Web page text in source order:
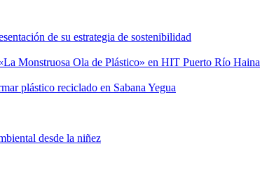
de su estrategia de sostenibilidad
Monstruosa Ola de Plástico» en HIT Puerto Río Haina
plástico reciclado en Sabana Yegua
desde la niñez